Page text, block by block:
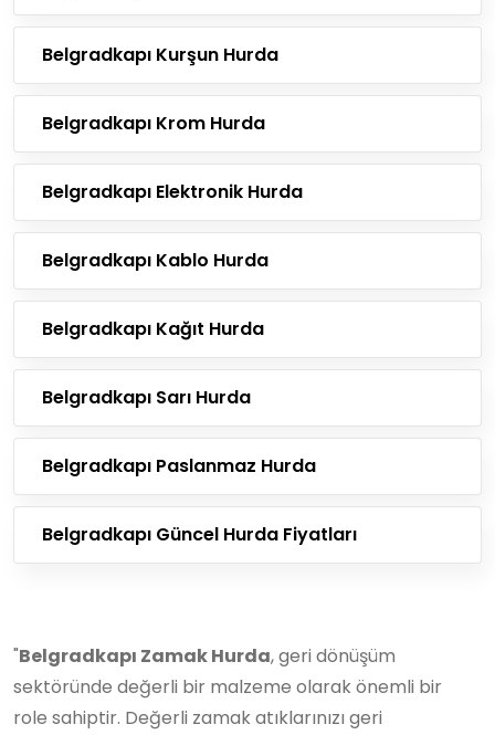
Belgradkapı Kurşun Hurda
Belgradkapı Krom Hurda
Belgradkapı Elektronik Hurda
Belgradkapı Kablo Hurda
Belgradkapı Kağıt Hurda
Belgradkapı Sarı Hurda
Belgradkapı Paslanmaz Hurda
Belgradkapı Güncel Hurda Fiyatları
"Belgradkapı Zamak Hurda, geri dönüşüm
sektöründe değerli bir malzeme olarak önemli bir
role sahiptir. Değerli zamak atıklarınızı geri